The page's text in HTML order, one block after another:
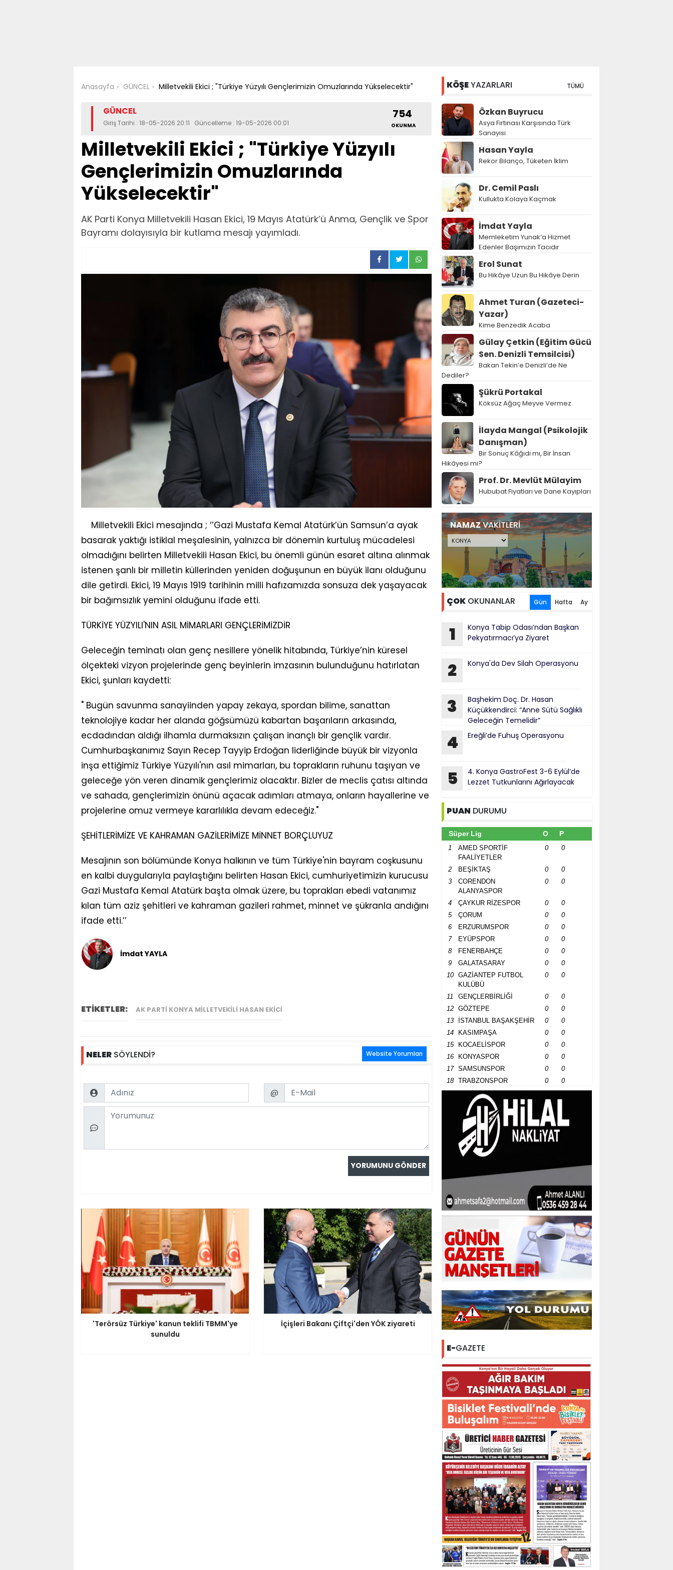
Anasayfa GÜNCEL Milletvekili Ekici ; "Türkiye Yüzyılı Gençlerimizin Omuzlarında Yükselecektir"
GÜNCEL
Giriş Tarihi : 18-05-2026 20:11 Güncelleme : 19-05-2026 00:01
754
OKUNMA
Milletvekili Ekici ; "Türkiye Yüzyılı
Gençlerimizin Omuzlarında
Yükselecektir"
AK Parti Konya Milletvekili Hasan Ekici, 19 Mayıs Atatürk’ü Anma, Gençlik ve Spor
Bayramı dolayısıyla bir kutlama mesajı yayımladı.
Milletvekili Ekici mesajında ; ‘’Gazi Mustafa Kemal Atatürk’ün Samsun’a ayak
basarak yaktığı istiklal meşalesinin, yalnızca bir dönemin kurtuluş mücadelesi
olmadığını belirten Milletvekili Hasan Ekici, bu önemli günün esaret altına alınmak
istenen şanlı bir milletin küllerinden yeniden doğuşunun en büyük ilanı olduğunu
dile getirdi. Ekici, 19 Mayıs 1919 tarihinin milli hafızamızda sonsuza dek yaşayacak
bir bağımsızlık yemini olduğunu ifade etti.
TÜRKİYE YÜZYILI'NIN ASIL MİMARLARI GENÇLERİMİZDİR
Geleceğin teminatı olan genç nesillere yönelik hitabında, Türkiye’nin küresel
ölçekteki vizyon projelerinde genç beyinlerin imzasının bulunduğunu hatırlatan
Ekici, şunları kaydetti:
" Bugün savunma sanayiinden yapay zekaya, spordan bilime, sanattan
teknolojiye kadar her alanda göğsümüzü kabartan başarıların arkasında,
ecdadından aldığı ilhamla durmaksızın çalışan inançlı bir gençlik vardır.
Cumhurbaşkanımız Sayın Recep Tayyip Erdoğan liderliğinde büyük bir vizyonla
inşa ettiğimiz Türkiye Yüzyılı'nın asıl mimarları, bu toprakların ruhunu taşıyan ve
geleceğe yön veren dinamik gençlerimiz olacaktır. Bizler de meclis çatısı altında
ve sahada, gençlerimizin önünü açacak adımları atmaya, onların hayallerine ve
projelerine omuz vermeye kararlılıkla devam edeceğiz."
ŞEHİTLERİMİZE VE KAHRAMAN GAZİLERİMİZE MİNNET BORÇLUYUZ
Mesajının son bölümünde Konya halkının ve tüm Türkiye'nin bayram coşkusunu
en kalbi duygularıyla paylaştığını belirten Hasan Ekici, cumhuriyetimizin kurucusu
Gazi Mustafa Kemal Atatürk başta olmak üzere, bu toprakları ebedi vatanımız
kılan tüm aziz şehitleri ve kahraman gazileri rahmet, minnet ve şükranla andığını
ifade etti.’’
İmdat YAYLA
ETİKETLER: AK PARTI KONYA MILLETVEKILI HASAN EKICI
NELER SÖYLENDİ? Website Yorumları
Name Email
@
Comment
'Terörsüz Türkiye' kanun teklifi TBMM'ye
sunuldu
İçişleri Bakanı Çiftçi'den YÖK ziyareti
KÖŞEYAZARLARI TÜMÜ
Özkan Buyrucu
Asya Fırtınası Karşısında Türk
Sanayisi
Hasan Yayla
Rekor Bilanço, Tüketen İklim
Dr. Cemil Paslı
Kullukta Kolaya Kaçmak
İmdat Yayla
Memleketim Yunak’a Hizmet
Edenler Başımızın Tacıdır
Erol Sunat
Bu Hikâye Uzun Bu Hikâye Derin
Ahmet Turan (Gazeteci-
Yazar)
Kime Benzedik Acaba
Gülay Çetkin (Eğitim Gücü
Sen. Denizli Temsilcisi)
Bakan Tekin’e Denizli’de Ne
Dediler?
Şükrü Portakal
Köksüz Ağaç Meyve Vermez
İlayda Mangal (Psikolojik
Danışman)
Bir Sonuç Kâğıdı mı, Bir İnsan
Hikâyesi mi?
Prof. Dr. Mevlüt Mülayim
Hububat Fiyatları ve Dane Kayıpları
NAMAZVAKİTLERİ
ÇOK OKUNANLAR Gün Hafta Ay
1
Konya Tabip Odası’ndan Başkan
Pekyatırmacı’ya Ziyaret
2 Konya'da Dev Silah Operasyonu
3
Başhekim Doç. Dr. Hasan
Küçükkendirci: “Anne Sütü Sağlıklı
Geleceğin Temelidir”
4 Ereğli’de Fuhuş Operasyonu
5
4. Konya GastroFest 3-6 Eylül’de
Lezzet Tutkunlarını Ağırlayacak
PUAN DURUMU
Süper Lig O P
1
AMED SPORTİF
FAALİYETLER
0 0
2 BEŞİKTAŞ 0
0
3
CORENDON
ALANYASPOR
0 0
4 ÇAYKUR RİZESPOR 0
0
5
ÇORUM 0
0
6
ERZURUMSPOR 0
0
7
EYÜPSPOR 0
0
8
FENERBAHÇE 0
0
9
GALATASARAY 0
0
10
GAZİANTEP FUTBOL
KULÜBÜ
0 0
11 GENÇLERBİRLİĞİ 0
0
12
GÖZTEPE 0
0
13
İSTANBUL BAŞAKŞEHİR 0
0
14
KASIMPAŞA 0
0
15
KOCAELİSPOR 0
0
16
KONYASPOR 0
0
17
SAMSUNSPOR 0
0
18
TRABZONSPOR 0 0
E-GAZETE